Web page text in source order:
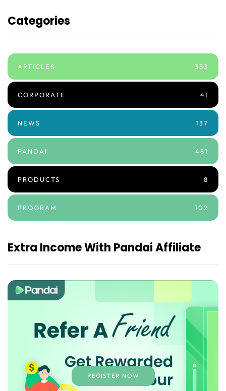
Categories
ARTICLES 383
CORPORATE 41
NEWS 137
PANDAI 481
PRODUCTS 8
PROGRAM 102
Extra Income With Pandai Affiliate
REGISTER NOW